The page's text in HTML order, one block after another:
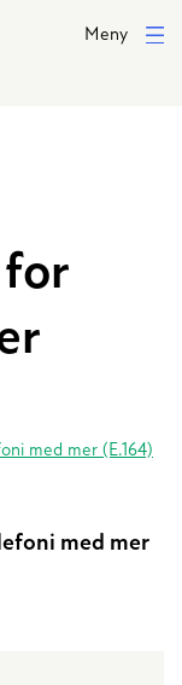
Meny
med mer (E.164)
med mer